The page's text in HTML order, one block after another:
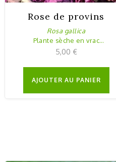
Rose de provins
Rosa gallica
Plante sèche en vrac
20g
5,00 €
AJOUTER AU PANIER